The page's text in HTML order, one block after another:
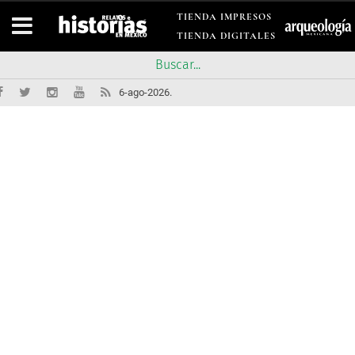
TIENDA IMPRESOS
TIENDA DIGITALES
6-ago-2026.